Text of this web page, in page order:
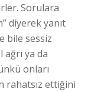
Sorulara
diyerek yanıt
bile sessiz
ya da
onları
rahatsız ettiğini